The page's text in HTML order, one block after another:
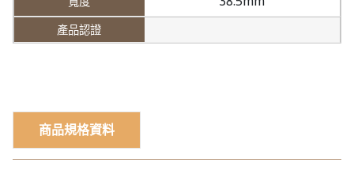
商品規格資料